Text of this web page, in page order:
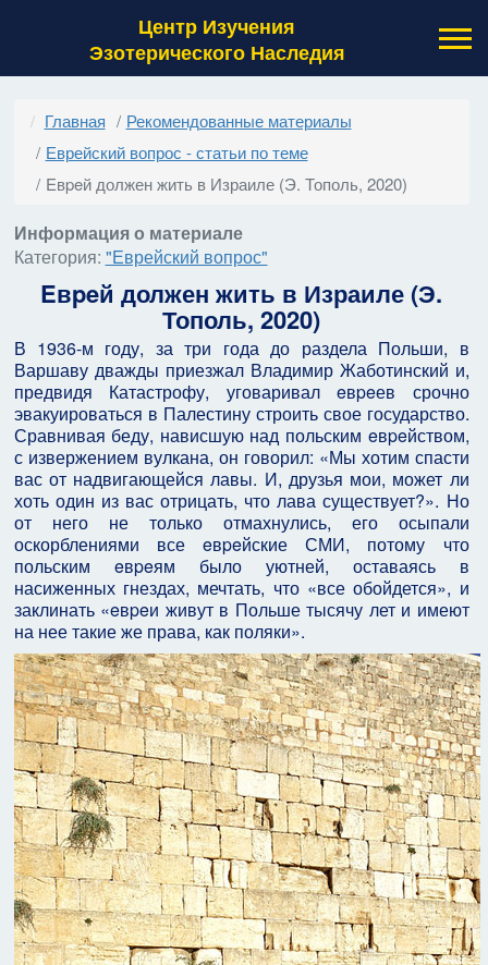
Центр Изучения
Эзотерического Наследия
Главная
Рекомендованные материалы
Еврейский вопрос - статьи по теме
Eвpeй должен жить в Израиле (Э. Тополь, 2020)
Информация о материале
Категория: "Еврейский вопрос"
Eвpeй должен жить в Израиле (Э.
Тополь, 2020)
В 1936-м году, за три года до раздела Польши, в
Варшаву дважды приезжал Владимир Жаботинский и,
предвидя Катастрофу, уговаривал eвpeев срочно
эвакуироваться в Палестину строить свое государство.
Сравнивая беду, нависшую над польским eвpeйством,
с извержением вулкана, он говорил: «Мы хотим спасти
вас от надвигающейся лавы. И, друзья мои, может ли
хоть один из вас отрицать, что лава существует?». Но
от него не только отмахнулись, его осыпали
оскорблениями все eвpeйские СМИ, потому что
польским eвpeям было уютней, оставаясь в
насиженных гнездах, мечтать, что «все обойдется», и
заклинать «eвpeи живут в Польше тысячу лет и имеют
на нее такие же права, как поляки».